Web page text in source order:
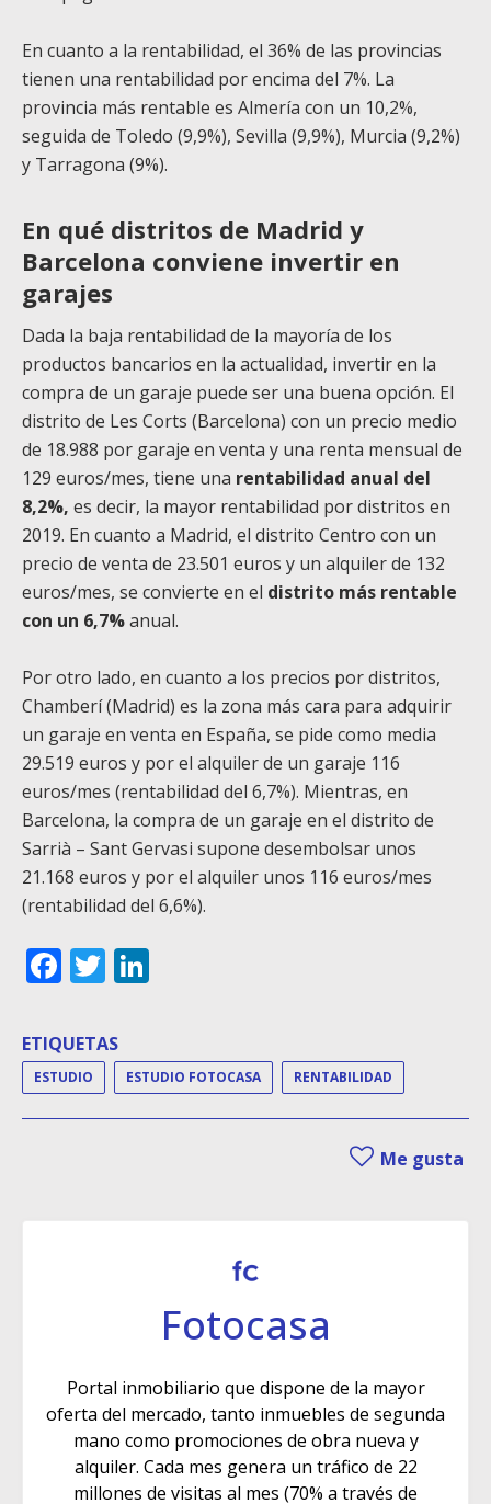
En cuanto a la rentabilidad, el 36% de las provincias
tienen una rentabilidad por encima del 7%. La
provincia más rentable es Almería con un 10,2%,
seguida de Toledo (9,9%), Sevilla (9,9%), Murcia (9,2%)
y Tarragona (9%).
En qué distritos de Madrid y
Barcelona conviene invertir en
garajes
Dada la baja rentabilidad de la mayoría de los
productos bancarios en la actualidad, invertir en la
compra de un garaje puede ser una buena opción. El
distrito de Les Corts (Barcelona) con un precio medio
de 18.988 por garaje en venta y una renta mensual de
129 euros/mes, tiene una rentabilidad anual del
8,2%, es decir, la mayor rentabilidad por distritos en
2019. En cuanto a Madrid, el distrito Centro con un
precio de venta de 23.501 euros y un alquiler de 132
euros/mes, se convierte en el distrito más rentable
con un 6,7%anual.
Por otro lado, en cuanto a los precios por distritos,
Chamberí (Madrid) es la zona más cara para adquirir
un garaje en venta en España, se pide como media
29.519 euros y por el alquiler de un garaje 116
euros/mes (rentabilidad del 6,7%). Mientras, en
Barcelona, la compra de un garaje en el distrito de
Sarrià – Sant Gervasi supone desembolsar unos
21.168 euros y por el alquiler unos 116 euros/mes
(rentabilidad del 6,6%).
Facebook
Twitter
ETIQUETAS
ESTUDIO ESTUDIO FOTOCASA RENTABILIDAD
Me gusta
Fotocasa
Portal inmobiliario que dispone de la mayor
oferta del mercado, tanto inmuebles de segunda
mano como promociones de obra nueva y
alquiler. Cada mes genera un tráfico de 22
millones de visitas al mes (70% a través de